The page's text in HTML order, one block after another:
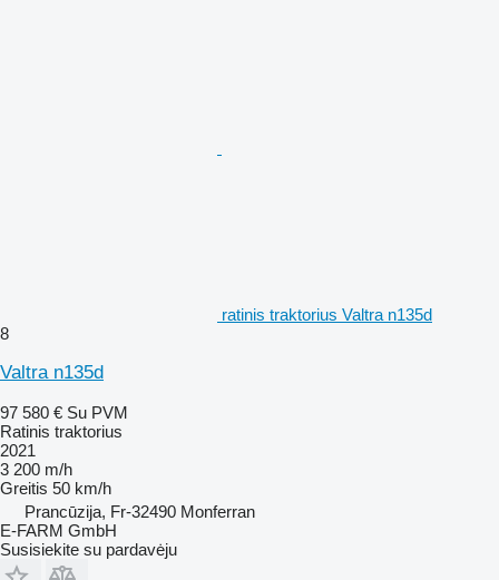
ratinis traktorius Valtra n135d
8
Valtra n135d
97 580 € Su PVM
Ratinis traktorius
2021
3 200 m/h
Greitis 50 km/h
Prancūzija, Fr-32490 Monferran
E-FARM GmbH
Susisiekite su pardavėju